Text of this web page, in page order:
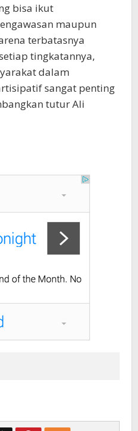
bisa ikut
maupun
terbatasnya
tingkatannya,
dalam
sangat penting
tutur Ali